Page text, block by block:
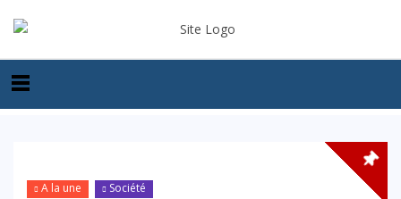
A la une Société